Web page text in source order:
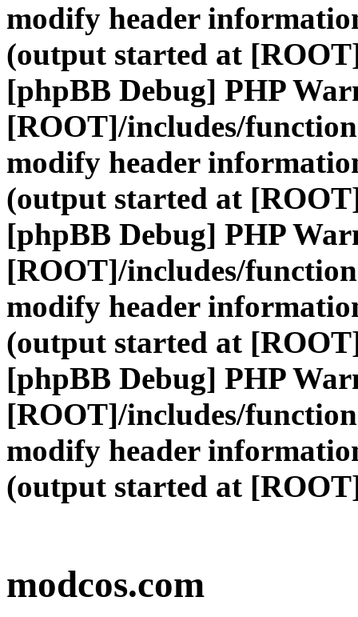
modify header
(output started at
[phpBB Debug] PHP
[ROOT]/includes/
modify header
(output started at
[phpBB Debug] PHP
[ROOT]/includes/
modify header
(output started at
[phpBB Debug] PHP
[ROOT]/includes/
modify header
(output started at
modcos.com